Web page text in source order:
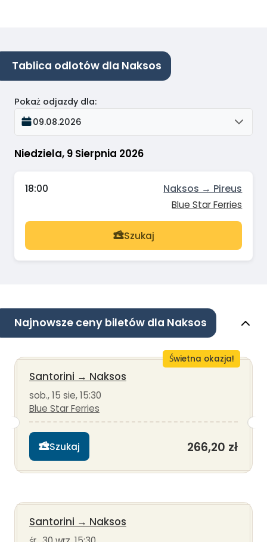
Tablica odlotów dla Naksos
Niedziela, 9 Sierpnia 2026
Pokaż odjazdy dla:
09.08.2026
18:00 Naksos → Pireus
Blue Star Ferries
Szukaj
Najnowsze ceny biletów dla Naksos
Świetna okazja!
Santorini → Naksos
sob., 15 sie, 15:30
Blue Star Ferries
Szukaj 266,20 zł
Santorini → Naksos